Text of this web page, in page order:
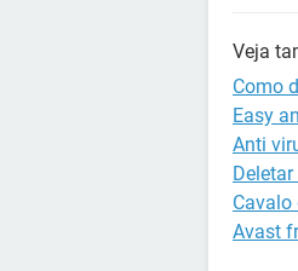
Veja
Como
Easy
Anti
Cavalo
Avast